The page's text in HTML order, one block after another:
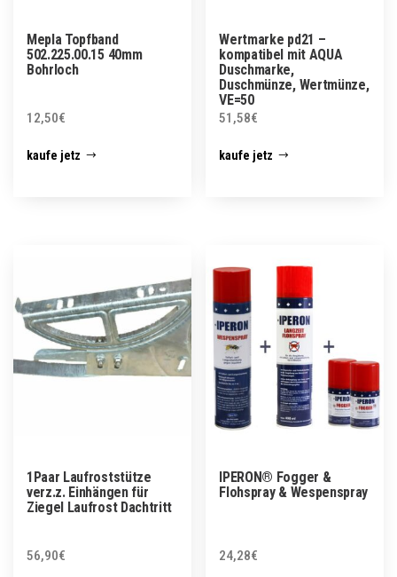
Mepla Topfband
502.225.00.15 40mm
Bohrloch
12,50€
kaufe jetz
Wertmarke pd21 –
kompatibel mit AQUA
Duschmarke,
Duschmünze, Wertmünze,
VE=50
51,58€
kaufe jetz
1Paar Laufroststütze
verz.z. Einhängen für
Ziegel Laufrost Dachtritt
56,90€
IPERON® Fogger &
Flohspray & Wespenspray
24,28€